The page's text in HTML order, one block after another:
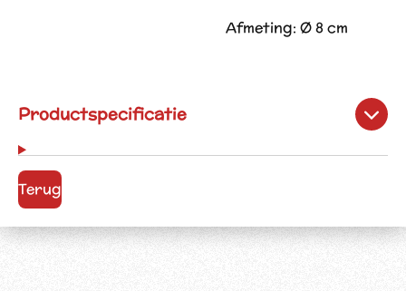
Afmeting: Ø 8 cm
Productspecificatie
Terug